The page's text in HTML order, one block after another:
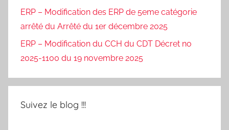
ERP – Modification des ERP de 5eme catégorie
arrêté du Arrêté du 1er décembre 2025
ERP – Modification du CCH du CDT Décret no
2025-1100 du 19 novembre 2025
Suivez le blog !!!